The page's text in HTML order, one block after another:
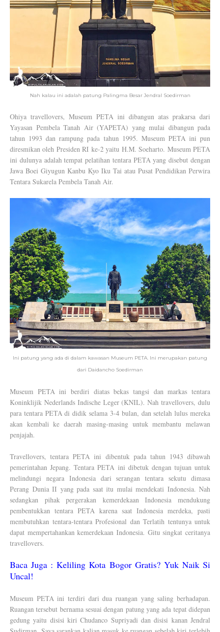
Nah kalau ini adalah patung Palingma Besar Jendral Soedirman
Ohiya travellovers, Museum PETA ini dibangun atas prakarsa dari
Yayasan Pembela Tanah Air (YAPETA) yang mulai dibangun pada
tahun 1993 dan rampung pada tahun 1995. Museum PETA ini pun
diresmikan oleh Presiden RI ke-2 yaitu H.M. Soeharto. Museum PETA
ini dulunya adalah tempat pelatihan tentara PETA yang disebut dengan
Jawa Boei Giyugun Kanbu Kyo Iku Tai atau Pusat Pendidikan Perwira
Tentara Sukarela Pembela Tanah Air.
Ini patung yang ada di dalam kawasan Museum PETA. Ini merupakan patung
dari Daidancho Soedirman
Museum PETA ini berdiri diatas bekas tangsi dan markas tentara
Koninklijik Nederlands Indische Leger (KNIL). Nah travellovers, dulu
para tentara PETA di didik selama 3-4 bulan, dan setelah lulus mereka
akan kembali ke daerah masing-masing untuk membantu melawan
penjajah.
Travellovers, tentara PETA ini dibentuk pada tahun 1943 dibawah
pemerintahan Jepang. Tentara PETA ini dibetuk dengan tujuan untuk
melindungi negara Indonesia dari serangan tentara sekutu dimasa
Perang Dunia II yang pada saat itu mulai mendekati Indonesia. Nah
sedangkan pihak pergerakan kemerdekaan Indonesia mendukung
pembentukkan tentara PETA karena saat Indonesia merdeka, pasti
membutuhkan tentara-tentara Profesional dan Terlatih tentunya untuk
dapat mempertahankan kemerdekaan Indonesia. Gitu singkat ceritanya
travellovers.
Baca Juga :Keliling Kota Bogor Gratis? Yuk Naik Si
Uncal!
Museum PETA ini terdiri dari dua ruangan yang saling berhadapan.
Ruangan tersebut bernama sesuai dengan patung yang ada tepat didepan
gedung yaitu disisi kiri Chudanco Supriyadi dan disisi kanan Jendral